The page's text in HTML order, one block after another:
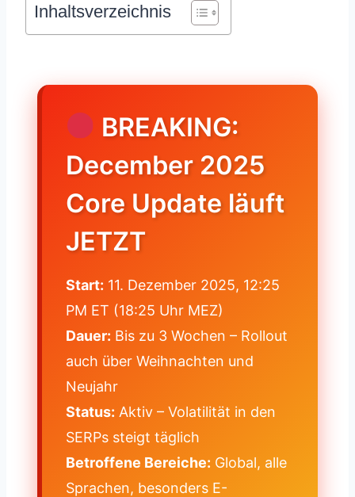
Inhaltsverzeichnis
BREAKING:
December 2025
Core Update läuft
JETZT
Start: 11. Dezember 2025, 12:25
PM ET (18:25 Uhr MEZ)
Dauer: Bis zu 3 Wochen – Rollout
auch über Weihnachten und
Neujahr
Status: Aktiv – Volatilität in den
SERPs steigt täglich
Betroffene Bereiche: Global, alle
Sprachen, besonders E-